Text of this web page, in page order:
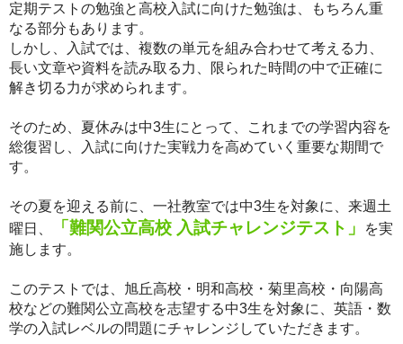
定期テストの勉強と高校入試に向けた勉強は、もちろん重
なる部分もあります。
しかし、入試では、複数の単元を組み合わせて考える力、
長い文章や資料を読み取る力、限られた時間の中で正確に
解き切る力が求められます。
そのため、夏休みは中3生にとって、これまでの学習内容を
総復習し、入試に向けた実戦力を高めていく重要な期間で
す。
その夏を迎える前に、一社教室では中3生を対象に、来週土
曜日、
「難関公立高校 入試チャレンジテスト」
を実
施します。
このテストでは、旭丘高校・明和高校・菊里高校・向陽高
校などの難関公立高校を志望する中3生を対象に、英語・数
学の入試レベルの問題にチャレンジしていただきます。